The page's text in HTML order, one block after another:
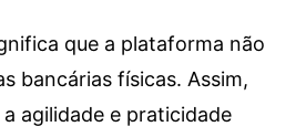
que a plataforma não
bancárias físicas. Assim,
agilidade e praticidade